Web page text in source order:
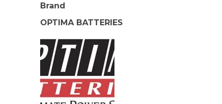
Brand
OPTIMA BATTERIES